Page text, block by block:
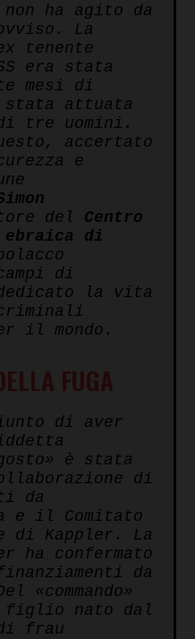
non ha agito da
La
tenente
era stata
mesi di
stata attuata
di tre uomini.
accertato
e
del Centro
ebraica di
di
la vita
il mondo.
FUGA
di aver
è stata
di
da
e il Comitato
di Kappler. La
ha confermato
da
«commando»
nato dal
frau